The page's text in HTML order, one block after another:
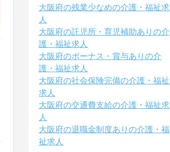
大阪府の残業少なめの介護・福祉求
人
大阪府の託児所・育児補助ありの介
護・福祉求人
大阪府のボーナス・賞与ありの介
護・福祉求人
大阪府の社会保険完備の介護・福祉
求人
大阪府の交通費支給の介護・福祉求
人
大阪府の退職金制度ありの介護・福
祉求人